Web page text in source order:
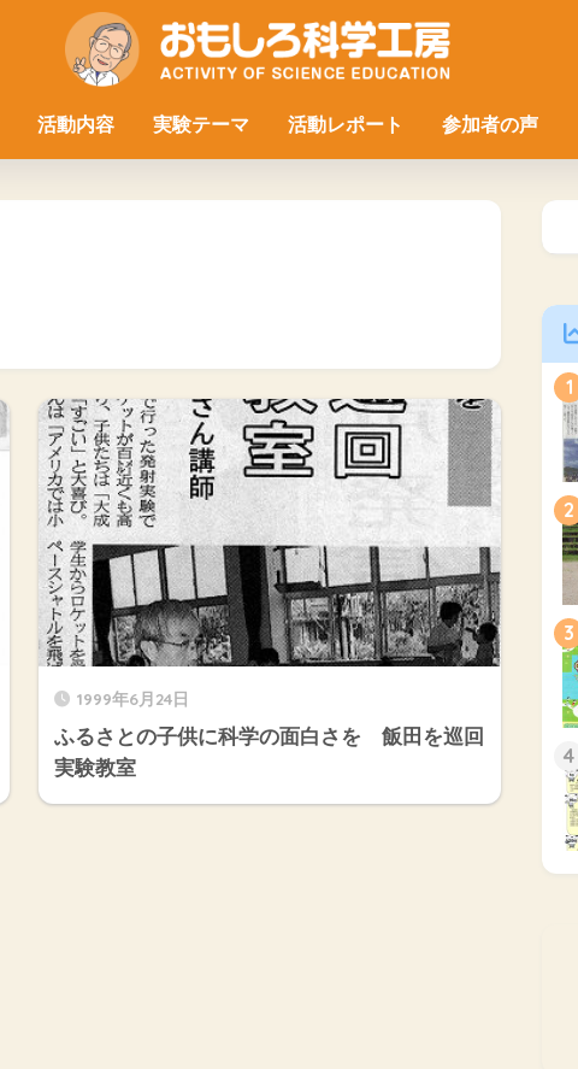
活動内容 実験テーマ 活動レポート 参加者の声
1999年6月24日
ふるさとの子供に科学の面白さを 飯田を巡回
実験教室
1
2
3
4